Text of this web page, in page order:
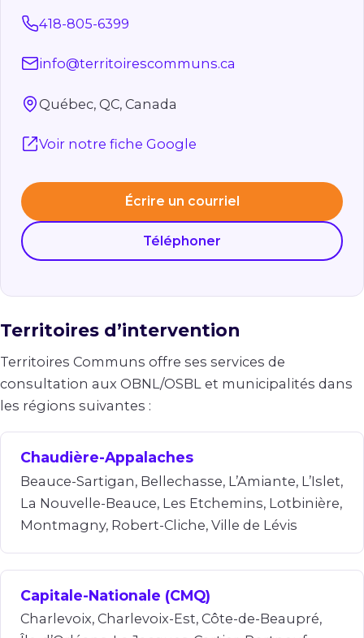
418-805-6399
info@territoirescommuns.ca
Québec, QC, Canada
Voir notre fiche Google
Écrire un courriel
Téléphoner
Territoires d’intervention
Territoires Communs offre ses services de
consultation aux OBNL/OSBL et municipalités dans
les régions suivantes :
Chaudière-Appalaches
Beauce-Sartigan, Bellechasse, L’Amiante, L’Islet,
La Nouvelle-Beauce, Les Etchemins, Lotbinière,
Montmagny, Robert-Cliche, Ville de Lévis
Capitale-Nationale (CMQ)
Charlevoix, Charlevoix-Est, Côte-de-Beaupré,